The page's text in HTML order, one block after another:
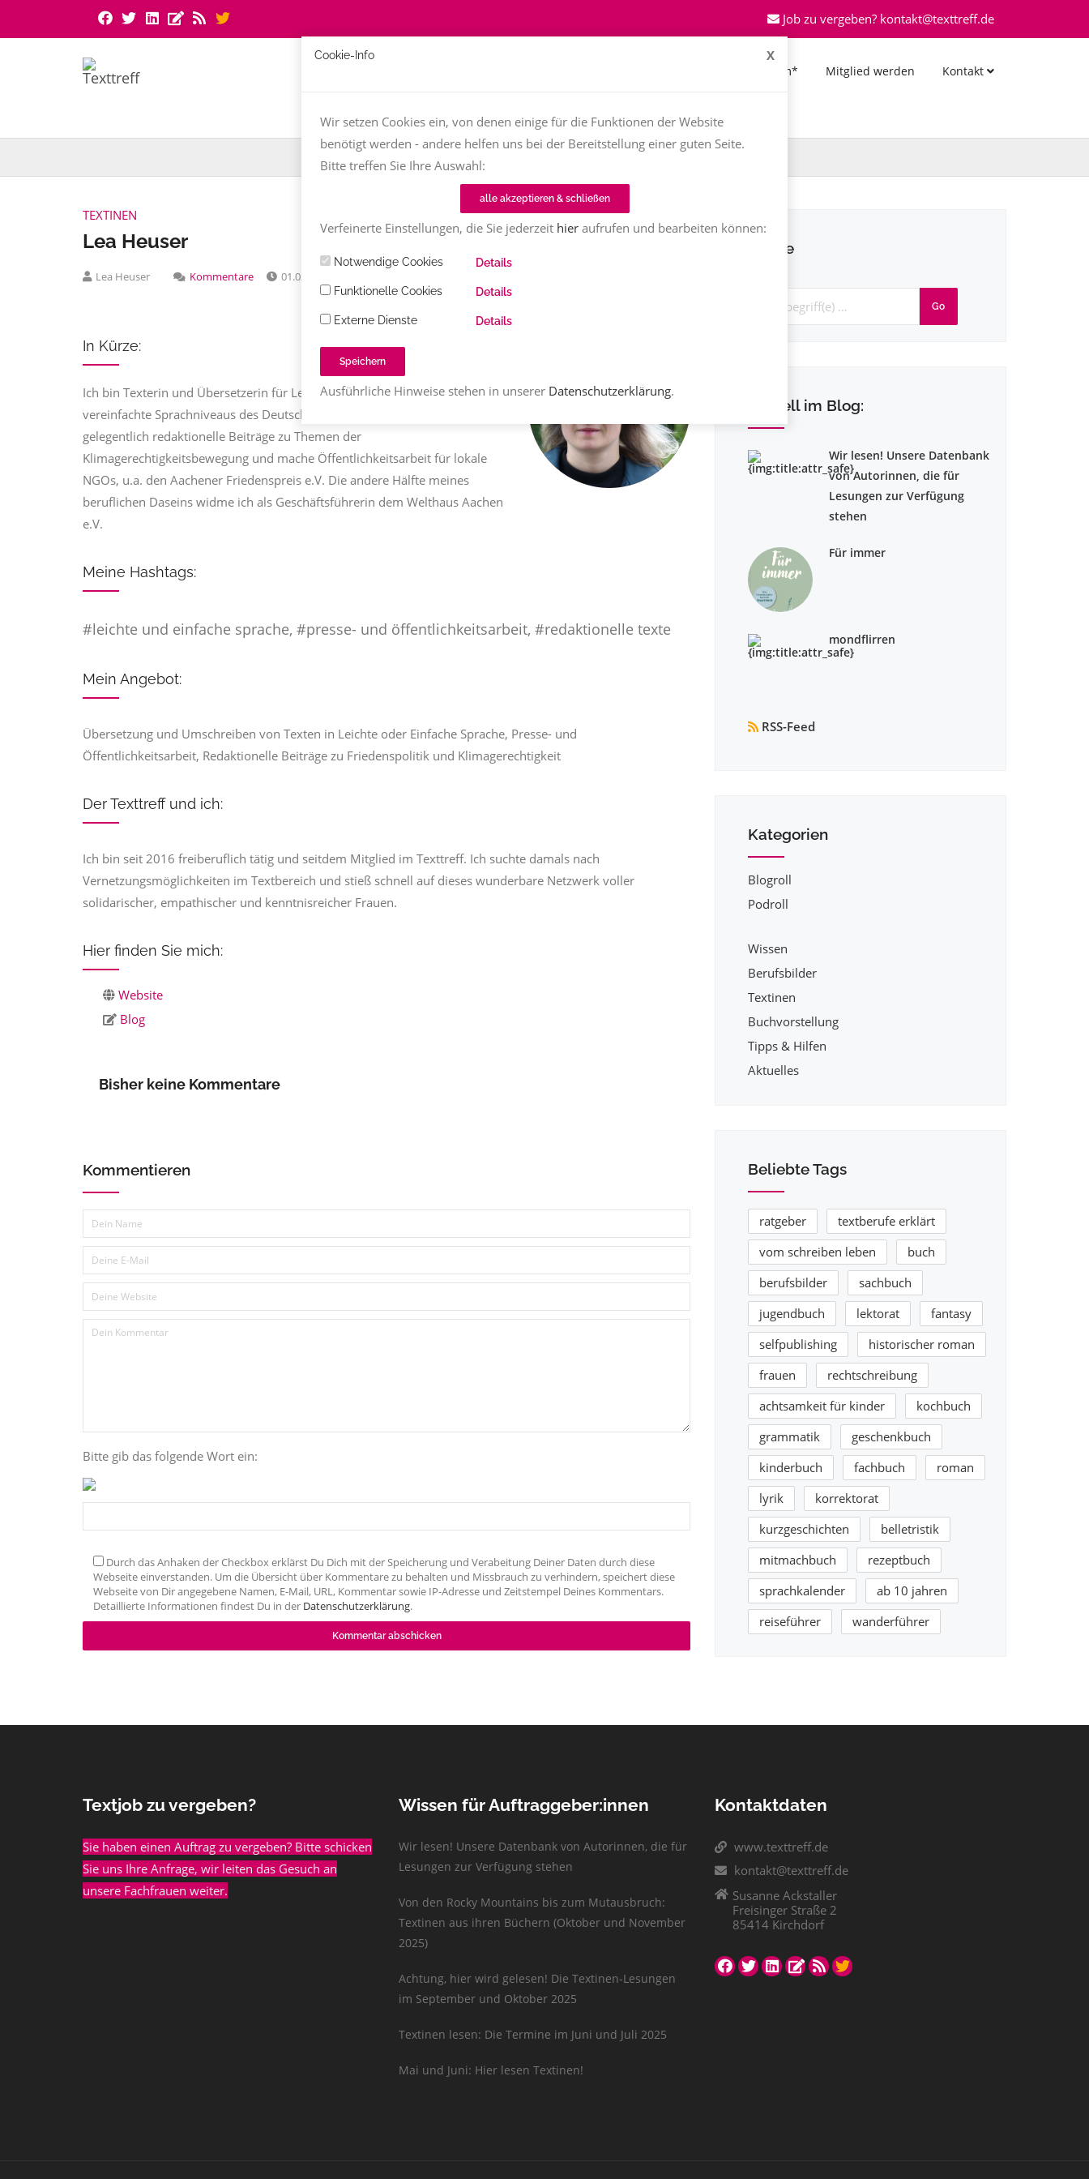
Job zu vergeben? kontakt@texttreff.de
*Forum* Mitglied werden Kontakt
TEXTINEN
Lea Heuser
Lea Heuser Kommentare 01.02.2022
In Kürze:
Ich bin Texterin und Übersetzerin für Leichte und Einfache sprache, also
vereinfachte Sprachniveaus des Deutschen. Zusätzlich veröffentliche ich
gelegentlich redaktionelle Beiträge zu Themen der
Klimagerechtigkeitsbewegung und mache Öffentlichkeitsarbeit für lokale
NGOs, u.a. den Aachener Friedenspreis e.V. Die andere Hälfte meines
beruflichen Daseins widme ich als Geschäftsführerin dem Welthaus Aachen
e.V.
Meine Hashtags:
#leichte und einfache sprache, #presse- und öffentlichkeitsarbeit, #redaktionelle texte
Mein Angebot:
Übersetzung und Umschreiben von Texten in Leichte oder Einfache Sprache, Presse- und
Öffentlichkeitsarbeit, Redaktionelle Beiträge zu Friedenspolitik und Klimagerechtigkeit
Der Texttreff und ich:
Ich bin seit 2016 freiberuflich tätig und seitdem Mitglied im Texttreff. Ich suchte damals nach
Vernetzungsmöglichkeiten im Textbereich und stieß schnell auf dieses wunderbare Netzwerk voller
solidarischer, empathischer und kenntnisreicher Frauen.
Hier finden Sie mich:
Website
Blog
Bisher keine Kommentare
Kommentieren
Bitte gib das folgende Wort ein:
Durch das Anhaken der Checkbox erklärst Du Dich mit der Speicherung und Verabeitung Deiner Daten durch diese
Webseite einverstanden. Um die Übersicht über Kommentare zu behalten und Missbrauch zu verhindern, speichert diese
Webseite von Dir angegebene Namen, E-Mail, URL, Kommentar sowie IP-Adresse und Zeitstempel Deines Kommentars.
Detaillierte Informationen findest Du in der Datenschutzerklärung.
Suche
Go
Aktuell im Blog:
Wir lesen! Unsere Datenbank
von Autorinnen, die für
Lesungen zur Verfügung
stehen
Für immer
mondflirren
RSS-Feed
Kategorien
Blogroll
Podroll
Wissen
Berufsbilder
Textinen
Buchvorstellung
Tipps & Hilfen
Aktuelles
Beliebte Tags
ratgeber
textberufe erklärt
vom schreiben leben
buch
berufsbilder
sachbuch
jugendbuch
lektorat
fantasy
selfpublishing
historischer roman
frauen
rechtschreibung
achtsamkeit für kinder
kochbuch
grammatik
geschenkbuch
kinderbuch
fachbuch
roman
lyrik
korrektorat
kurzgeschichten
belletristik
mitmachbuch
rezeptbuch
sprachkalender
ab 10 jahren
reiseführer
wanderführer
Textjob zu vergeben?
Sie haben einen Auftrag zu vergeben? Bitte schicken
Sie uns Ihre Anfrage, wir leiten das Gesuch an
unsere Fachfrauen weiter.
Wissen für Auftraggeber:innen
Wir lesen! Unsere Datenbank von Autorinnen, die für
Lesungen zur Verfügung stehen
Von den Rocky Mountains bis zum Mutausbruch:
Textinen aus ihren Büchern (Oktober und November
2025)
Achtung, hier wird gelesen! Die Textinen-Lesungen
im September und Oktober 2025
Textinen lesen: Die Termine im Juni und Juli 2025
Mai und Juni: Hier lesen Textinen!
Kontaktdaten
www.texttreff.de
kontakt@texttreff.de
Susanne Ackstaller
Freisinger Straße 2
85414 Kirchdorf
Cookie-Info X
Wir setzen Cookies ein, von denen einige für die Funktionen der Website
benötigt werden - andere helfen uns bei der Bereitstellung einer guten Seite.
Bitte treffen Sie Ihre Auswahl:
alle akzeptieren & schließen
Verfeinerte Einstellungen, die Sie jederzeit hieraufrufen und bearbeiten können:
Notwendige Cookies Details
Funktionelle Cookies Details
Externe Dienste Details
Speichern
Ausführliche Hinweise stehen in unserer Datenschutzerklärung.